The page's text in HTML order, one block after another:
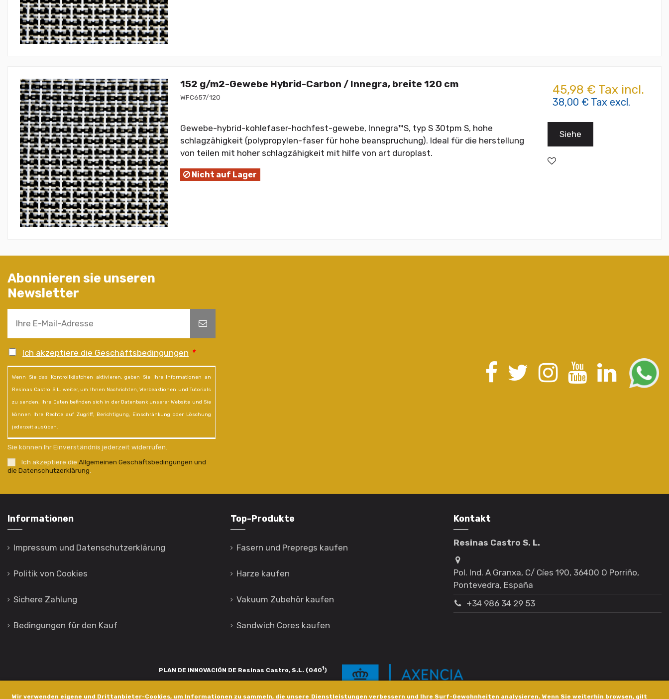
Wir verwenden eigene und Drittanbieter-Cookies, um Informationen zu sammeln, die unsere Dienstleistungen verbessern und Ihre Surf-Gewohnheiten analysieren. Wenn Sie weiterhin browsen, gilt
152 g/m2-Gewebe Hybrid-Carbon / Innegra, breite 120 cm
WFC657/120
Gewebe-hybrid-kohlefaser-hochfest-gewebe, Innegra™S, typ S 30tpm S, hohe
schlagzähigkeit (polypropylen-faser für hohe beanspruchung). Ideal für die herstellung
von teilen mit hoher schlagzähigkeit mit hilfe von art duroplast.
Nicht auf Lager
45,98 € Tax incl.
38,00 € Tax excl.
Siehe
Abonnieren sie unseren
Newsletter
Ich akzeptiere die Geschäftsbedingungen *
Wenn Sie das Kontrollkästchen aktivieren, geben Sie Ihre Informationen an
Resinas Castro S.L. weiter, um Ihnen Nachrichten, Werbeaktionen und Tutorials
zu senden. Ihre Daten befinden sich in der Datenbank unserer Website und Sie
können Ihre Rechte auf Zugriff, Berichtigung, Einschränkung oder Löschung
jederzeit ausüben.
Sie können Ihr Einverständnis jederzeit widerrufen.
Ich akzeptiere die Allgemeinen Geschäftsbedingungen und
die Datenschutzerklärung.
Informationen
Impressum und Datenschutzerklärung
Politik von Cookies
Sichere Zahlung
Bedingungen für den Kauf
Top-Produkte
Fasern und Prepregs kaufen
Harze kaufen
Vakuum Zubehör kaufen
Sandwich Cores kaufen
Kontakt
Resinas Castro S. L.
Pol. Ind. A Granxa, C/ Cíes 190, 36400 O Porriño,
Pontevedra, España
+34 986 34 29 53
PLAN DE INNOVACIÓN DE Resinas Castro, S.L. (0401 )